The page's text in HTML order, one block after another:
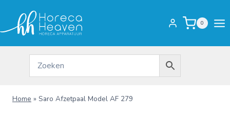
inhoud
0
Home » Saro Afzetpaal Model AF 279